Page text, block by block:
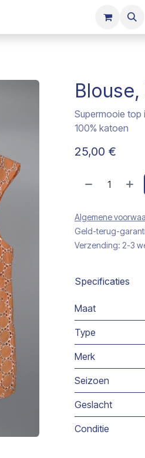
Supermooie top
100% katoen
25,00 €
Algemene
Geld-terug-
Verzending: 2-3
Specificaties
Maat
Type
Merk
Seizoen
Geslacht
Conditie